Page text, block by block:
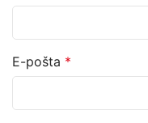
E-pošta *